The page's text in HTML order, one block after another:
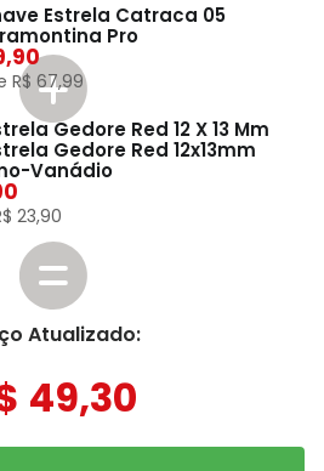
Estrela Catraca 05
Pro
R$ 67,99
Gedore Red 12 X 13 Mm
Gedore Red 12x13mm
Vanádio
23,90
Atualizado:
49,30